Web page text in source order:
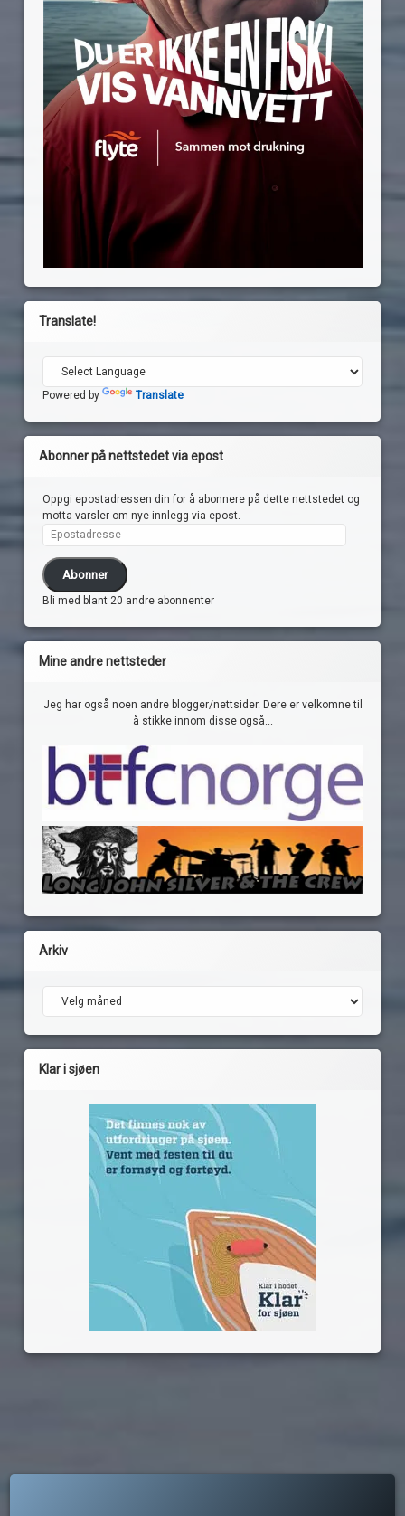
Translate!
Powered by Translate
Abonner på nettstedet via epost
Oppgi epostadressen din for å abonnere på dette nettstedet og
motta varsler om nye innlegg via epost.
Epostadresse
Abonner
Bli med blant 20 andre abonnenter
Mine andre nettsteder
Jeg har også noen andre blogger/nettsider. Dere er velkomne til
å stikke innom disse også...
Arkiv
Arkiv
Klar i sjøen